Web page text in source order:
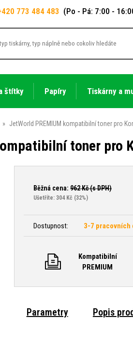
773 484 483 (Po - Pá: 7:00 -
štítky Papíry Tiskárny a
» JetWorld PREMIUM kompatibilní toner pro
toner pro
Běžná cena: 962Kč (s DPH)
Ušetříte: 304 Kč (32%)
Dostupnost: 3-7 pracovních
Kompatibilní
PREMIUM
Parametry Popis